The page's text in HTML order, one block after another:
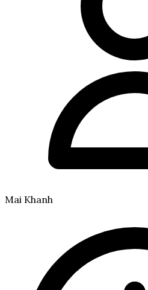
Mai Khanh